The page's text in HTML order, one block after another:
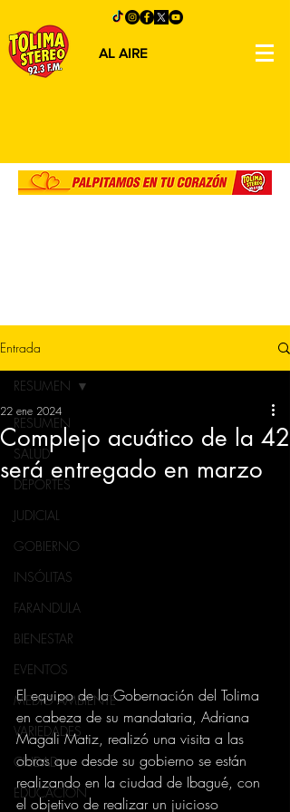
AL AIRE
Entrada
RESUMEN
SALUD
DEPORTES
JUDICIAL
GOBIERNO
INSÓLITAS
FARANDULA
BIENESTAR
EVENTOS
MEDIO AMBIENTE
VARIEDADES
CIUDAD
EDUCACION
RESUMEN
Complejo acuático de la 42
será entregado en marzo
22 ene 2024
El equipo de la Gobernación del Tolima
en cabeza de su mandataria, Adriana
Magali Matiz, realizó una visita a las
obras que desde su gobierno se están
realizando en la ciudad de Ibagué, con
el objetivo de realizar un juicioso